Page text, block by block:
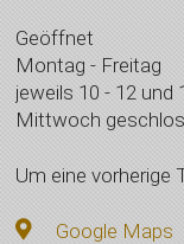
Geöffnet
Montag - Freitag
jeweils 10 - 12 und
Mittwoch
Um eine vorherige
Google Maps